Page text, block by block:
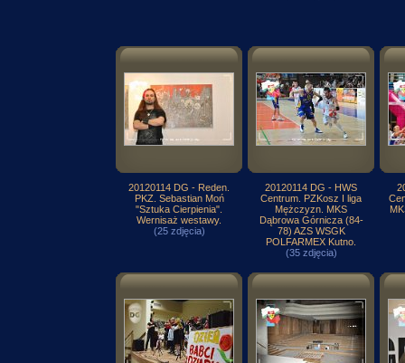
20120114 DG - Reden.
PKZ. Sebastian Moń
"Sztuka Cierpienia".
Wernisaż westawy.
(25 zdjęcia)
20120114 DG - HWS
Centrum. PZKosz I liga
Mężczyzn. MKS
Dąbrowa Górnicza (84-
78) AZS WSGK
POLFARMEX Kutno.
(35 zdjęcia)